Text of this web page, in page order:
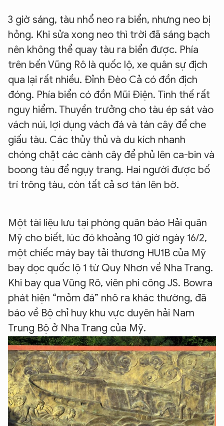
3 giờ sáng, tàu nhổ neo ra biển, nhưng neo bị
hỏng. Khi sửa xong neo thì trời đã sáng bạch
nên không thể quay tàu ra biển được. Phía
trên bến Vũng Rô là quốc lộ, xe quân sự địch
qua lại rất nhiều. Đỉnh Đèo Cả có đồn địch
đóng. Phía biển có đồn Mũi Điện. Tình thế rất
nguy hiểm. Thuyền trưởng cho tàu ép sát vào
vách núi, lợi dụng vách đá và tán cây để che
giấu tàu. Các thủy thủ và du kích nhanh
chóng chặt các cành cây để phủ lên ca-bin và
boong tàu để ngụy trang. Hai người được bố
trí trông tàu, còn tất cả sơ tán lên bờ.
Một tài liệu lưu tại phòng quân báo Hải quân
Mỹ cho biết, lúc đó khoảng 10 giờ ngày 16/2,
một chiếc máy bay tải thương HU1B của Mỹ
bay dọc quốc lộ 1 từ Quy Nhơn về Nha Trang.
Khi bay qua Vũng Rô, viên phi công JS. Bowra
phát hiện “mỏm đá” nhô ra khác thường, đã
báo về Bộ chỉ huy khu vực duyên hải Nam
Trung Bộ ở Nha Trang của Mỹ.